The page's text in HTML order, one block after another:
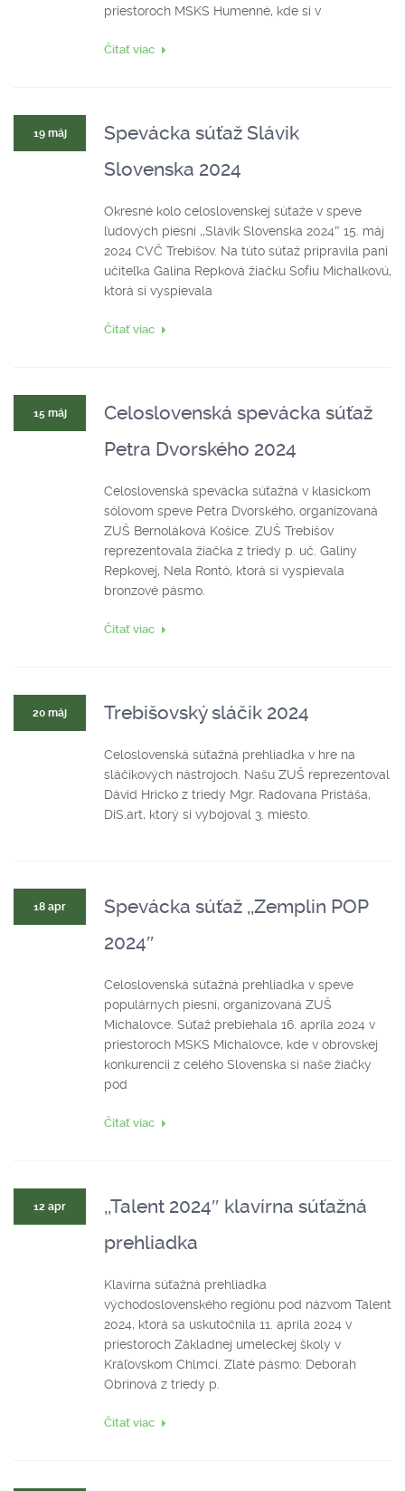
priestoroch MSKS Humenné, kde si v
Čitať viac
19 máj
Spevácka súťaž Slávik
Slovenska 2024
Okresné kolo celoslovenskej súťaže v speve
ľudových piesní ,,Slávik Slovenska 2024″ 15. máj
2024 CVČ Trebišov. Na túto súťaž pripravila pani
učiteľka Galina Repková žiačku Sofiu Michalkovú,
ktorá si vyspievala
Čitať viac
15 máj
Celoslovenská spevácka súťaž
Petra Dvorského 2024
Celoslovenská spevácka súťažná v klasickom
sólovom speve Petra Dvorského, organizovaná
ZUŠ Bernoláková Košice. ZUŠ Trebišov
reprezentovala žiačka z triedy p. uč. Galiny
Repkovej, Nela Rontó, ktorá si vyspievala
bronzové pásmo.
Čitať viac
20 máj Trebišovský sláčik 2024
Celoslovenská súťažná prehliadka v hre na
sláčikových nástrojoch. Našu ZUŠ reprezentoval
Dávid Hricko z triedy Mgr. Radovana Pristáša,
DiS.art, ktorý si vybojoval 3. miesto.
18 apr
Spevácka súťaž ,,Zemplin POP
2024″
Celoslovenská súťažná prehliadka v speve
populárnych piesní, organizovaná ZUŠ
Michalovce. Súťaž prebiehala 16. apríla 2024 v
priestoroch MSKS Michalovce, kde v obrovskej
konkurencii z celého Slovenska si naše žiačky
pod
Čitať viac
12 apr
,,Talent 2024″ klavírna súťažná
prehliadka
Klavírna súťažná prehliadka
východoslovenského regiónu pod názvom Talent
2024, ktorá sa uskutočnila 11. apríla 2024 v
priestoroch Základnej umeleckej školy v
Kráľovskom Chlmci. Zlaté pásmo: Deborah
Obrinová z triedy p.
Čitať viac